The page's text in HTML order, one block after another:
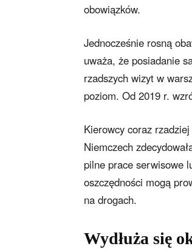
obowiązków.
Jednocześnie rosną
uważa, że posiadanie
rzadszych wizyt w
poziom. Od 2019 r.
Kierowcy coraz
Niemczech
pilne prace serwisowe
oszczędności mogą
na drogach.
Wydłuża się